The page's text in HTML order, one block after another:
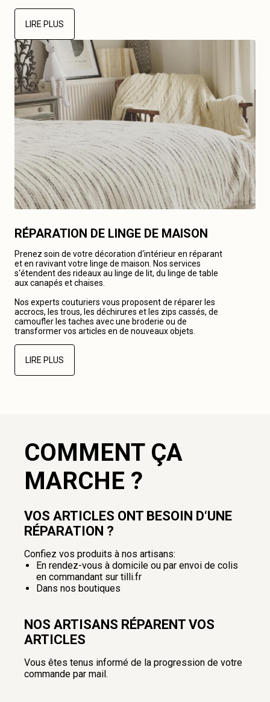
LIRE PLUS
RÉPARATION DE LINGE DE MAISON
Prenez soin de votre décoration d‘intérieur en réparant
et en ravivant votre linge de maison. Nos services
s‘étendent des rideaux au linge de lit, du linge de table
aux canapés et chaises.
Nos experts couturiers vous proposent de réparer les
accrocs, les trous, les déchirures et les zips cassés, de
camoufler les taches avec une broderie ou de
transformer vos articles en de nouveaux objets.
LIRE PLUS
COMMENT ÇA
MARCHE ?
VOS ARTICLES ONT BESOIN D‘UNE
RÉPARATION ?
Confiez vos produits à nos artisans:
En rendez-vous à domicile ou par envoi de colis
en commandant sur tilli.fr
Dans nos boutiques
NOS ARTISANS RÉPARENT VOS
ARTICLES
Vous êtes tenus informé de la progression de votre
commande par mail.